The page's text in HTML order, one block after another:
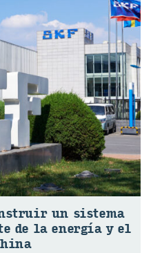
un sis­te­ma
de la ener­gía y el